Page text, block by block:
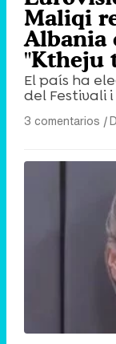
Maliqi
Albania
"Ktheju
El país ha
del Festivali
3 comentarios |